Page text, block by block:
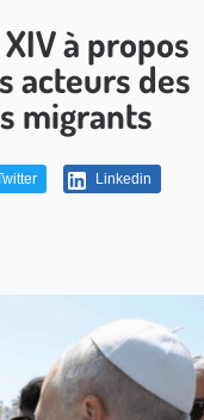
à propos
acteurs des
migrants
Linkedin